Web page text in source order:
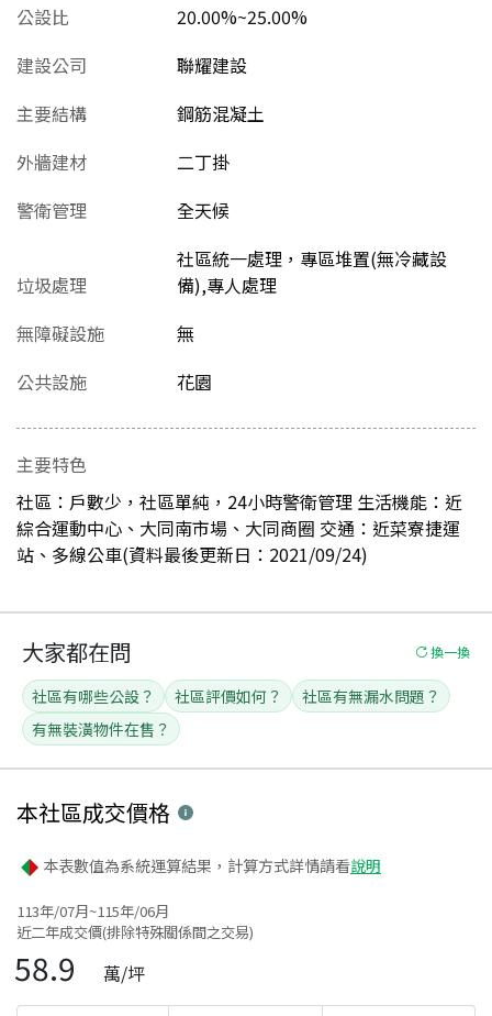
公設比
20.00%~25.00%
建設公司
聯耀建設
主要結構
鋼筋混凝土
外牆建材
二丁掛
警衛管理
全天候
垃圾處理
社區統一處理，專區堆置(無冷藏設
備),專人處理
無障礙設施
無
公共設施
花園
主要特色
社區：戶數少，社區單純，24小時警衛管理 生活機能：近
綜合運動中心、大同南市場、大同商圈 交通：近菜寮捷運
站、多線公車(資料最後更新日：2021/09/24)
大家都在問 換一換
社區有哪些公設？ 社區評價如何？
社區有無漏水問題？
有無裝潢物件在售？
本社區成交價格
本表數值為系統運算結果，計算方式詳情請看說明
113年/07月~115年/06月
近二年成交價(排除特殊關係間之交易)
58.9 萬/坪